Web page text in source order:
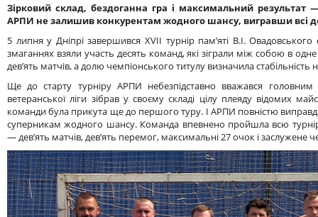
Зірковий склад, бездоганна гра і максимальний результат
АРПИ не залишив конкурентам жодного шансу, вигравши всі
5 липня у Дніпрі завершився XVII турнір пам’яті В.I. Овадовського
змаганнях взяли участь десять команд, які зіграли між собою в
дев’ять матчів, а долю чемпіонського титулу визначила стабільність
Ще до старту турніру АРПИ небезпідставно вважався
ветеранської ліги зібрав у своєму складі цілу плеяду відомих
команди була прикута ще до першого туру. І АРПИ повністю
суперникам жодного шансу. Команда впевнено пройшла всю
— дев’ять матчів, дев’ять перемог, максимальні 27 очок і заслужене